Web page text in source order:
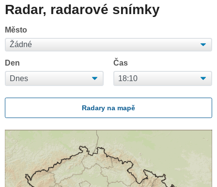
Radar, radarové snímky
Město
Den Čas
Radary na mapě